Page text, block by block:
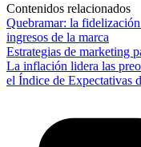
Contenidos relacionados
Quebramar: la
ingresos de la marca
Estrategias de marketing
La inflación lidera las
el Índice de Expectativas